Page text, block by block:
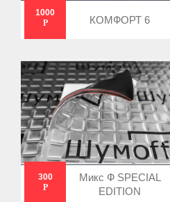
1000
Р
КОМФОРТ 6
300
Р
Микс Ф SPECIAL
EDITION